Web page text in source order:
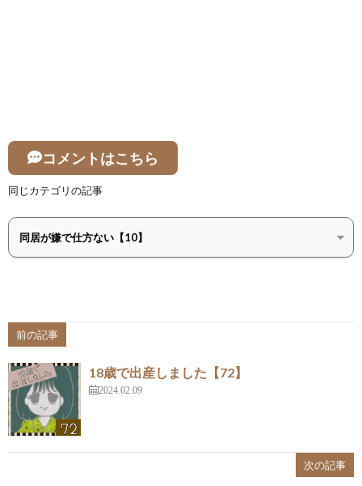
コメントはこちら
同じカテゴリの記事
前の記事
18歳で出産しました【72】
2024.02.09
次の記事